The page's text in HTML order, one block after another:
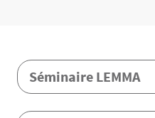
ContenuSéminaire LEMMA